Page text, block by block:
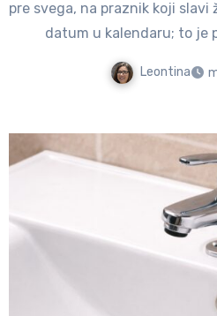
pre svega, na praznik koji slavi
datum u kalendaru; to je
Leontina